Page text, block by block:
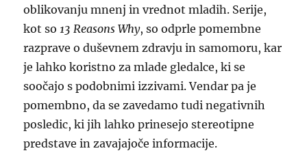
oblikovanju mnenj in vrednot mladih. Serije,
kot so13 Reasons Why, so odprle pomembne
razprave o duševnem zdravju in samomoru, kar
je lahko koristno za mlade gledalce, ki se
soočajo s podobnimi izzivami. Vendar pa je
pomembno, da se zavedamo tudi negativnih
posledic, ki jih lahko prinesejo stereotipne
predstave in zavajajoče informacije.